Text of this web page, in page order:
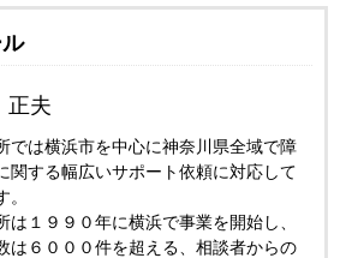
夫
では横浜市を中心に神奈川県全域で障
関する幅広いサポート依頼に対応して
。
は１９９０年に横浜で事業を開始し、
は６０００件を超える、相談者からの